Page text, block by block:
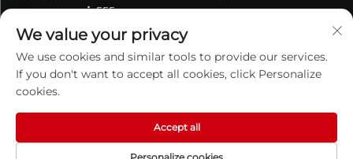
சாலை, எண் 555
+86-13695814656
[email protected]
காப்புரிமை © 2026 செஜியாங் பிகுவான் தொழில்நுட்பம் கோ., லிட். அனைத்து
உரிமைகளும் பாதுகாக்கப்பட்டவை. தனியுரிமைக் கொள்கை
We value your privacy
We use cookies and similar tools to provide our services.
If you don't want to accept all cookies, click Personalize
cookies.
Accept all